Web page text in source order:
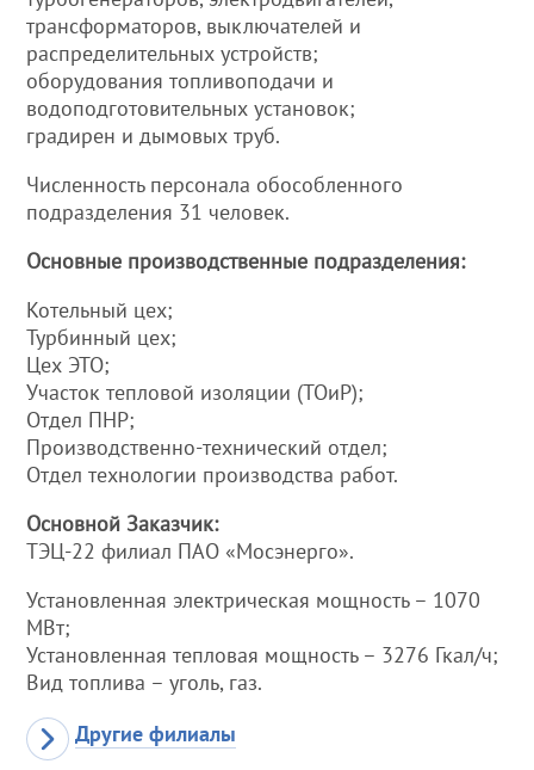
трансформаторов, выключателей и
распределительных устройств;
оборудования топливоподачи и
водоподготовительных установок;
градирен и дымовых труб.
Численность персонала обособленного
подразделения 31 человек.
Основные производственные подразделения:
Котельный цех;
Турбинный цех;
Цех ЭТО;
Участок тепловой изоляции (ТОиР);
Отдел ПНР;
Производственно-технический отдел;
Отдел технологии производства работ.
Основной Заказчик:
ТЭЦ-22 филиал ПАО «Мосэнерго».
Установленная электрическая мощность – 1070
МВт;
Установленная тепловая мощность – 3276 Гкал/ч;
Вид топлива – уголь, газ.
Другие филиалы